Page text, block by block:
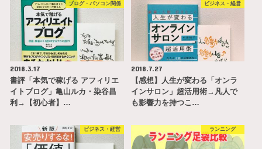
ブログ・パソコン関係
2018.3.17
書評「本気で稼げる アフィリエ
イトブログ」亀山ルカ・染谷昌
利→【初心者】…
ビジネス・経営
2018.7.27
【感想】人生が変わる「オンラ
インサロン」超活用術→凡人で
も影響力を持つこ…
ビジネス・経営 ランニング